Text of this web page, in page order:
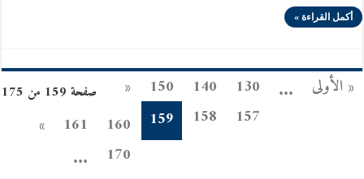
أكمل القراءة »
صفحة 159 من 175 « الأولى ...
130
140
150
«
157
158
159
160
161
»
170
...